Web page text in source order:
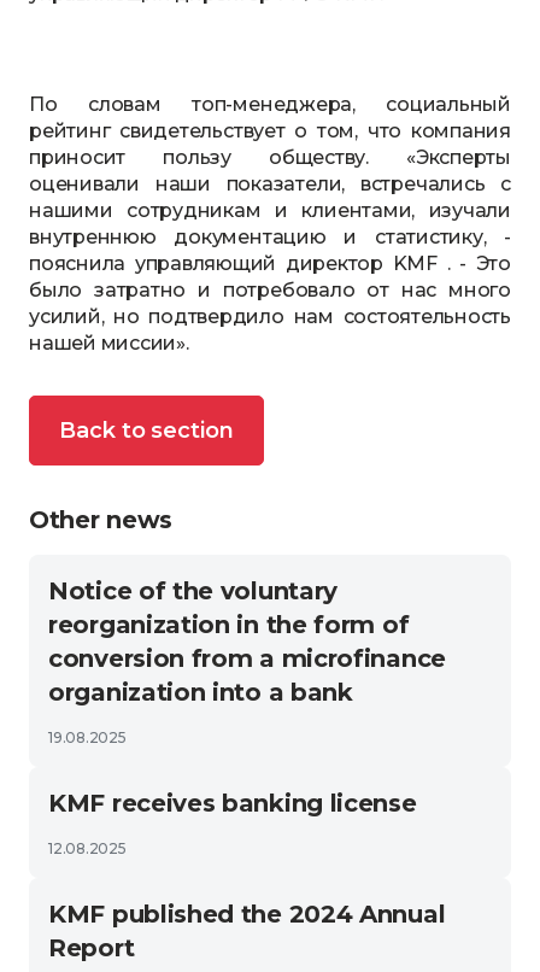
По словам топ-менеджера, социальный
рейтинг свидетельствует о том, что компания
приносит пользу обществу. «Эксперты
оценивали наши показатели, встречались с
нашими сотрудникам и клиентами, изучали
внутреннюю документацию и статистику, -
пояснила управляющий директор KMF . - Это
было затратно и потребовало от нас много
усилий, но подтвердило нам состоятельность
нашей миссии».
Back to section
Other news
Notice of the voluntary
reorganization in the form of
conversion from a microfinance
organization into a bank
19.08.2025
KMF receives banking license
12.08.2025
KMF published the 2024 Annual
Report